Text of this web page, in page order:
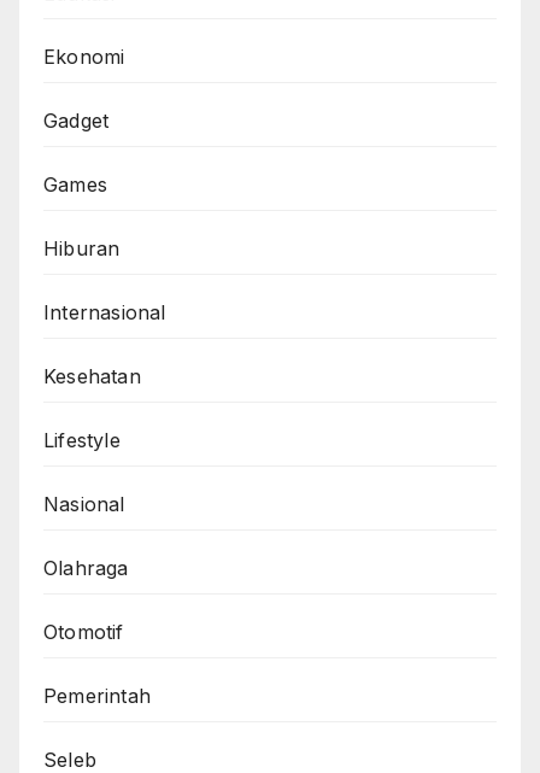
Ekonomi
Gadget
Games
Hiburan
Internasional
Kesehatan
Lifestyle
Nasional
Olahraga
Otomotif
Pemerintah
Seleb